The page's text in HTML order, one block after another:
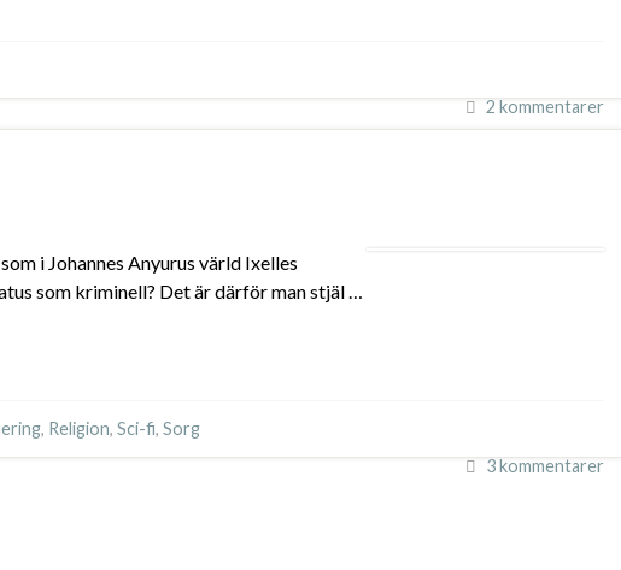
2 kommentarer
i Johannes Anyurus värld Ixelles
som kriminell? Det är därför man stjäl …
, Religion, Sci-fi, Sorg
3 kommentarer